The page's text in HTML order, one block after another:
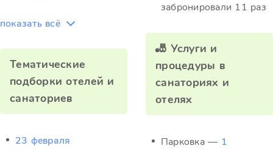
показать всё
Тематические
подборки отелей и
санаториев
23 февраля
забронировали 11 раз
🎳 Услуги и
процедуры в
санаториях и
отелях
Парковка — 1